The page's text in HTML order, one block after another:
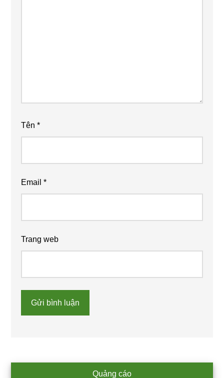
Tên*
Email*
Trang web
Quảng cáo